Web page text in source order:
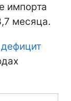
импорта
месяца.
дефицит